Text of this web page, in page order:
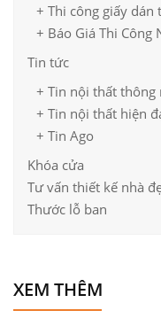
Tông
+ Thi công giấy dán
+ Báo Giá Thi Công
Tin tức
+ Tin nội thất thông
+ Tin nội thất hiện
+ Tin Ago
Khóa cửa
Tư vấn thiết kế nhà
Thước lỗ ban
XEM THÊM